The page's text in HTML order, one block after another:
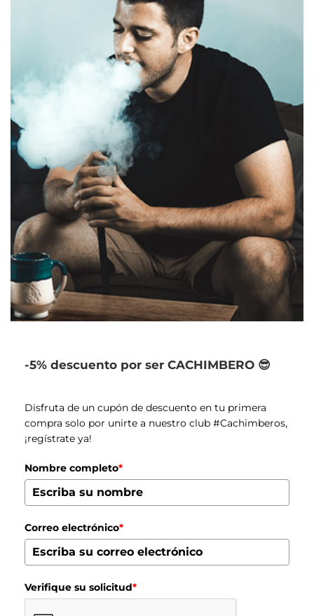
-5% descuento por ser CACHIMBERO 😎
Disfruta de un cupón de descuento en tu primera
compra solo por unirte a nuestro club #Cachimberos,
¡regístrate ya!
Nombre completo*
Correo electrónico*
Verifique su solicitud*